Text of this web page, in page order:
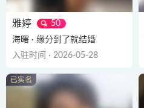
雅婷
50
海曙 · 缘分到了就结婚
入驻时间 · 2026-05-28